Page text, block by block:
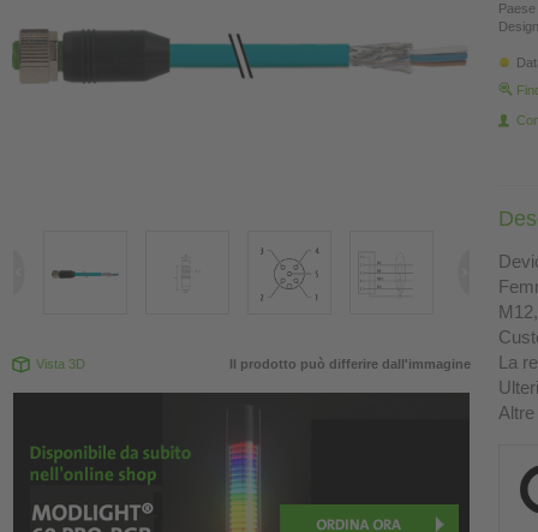
Vista 3D Il prodotto può differire dall'immagine
La